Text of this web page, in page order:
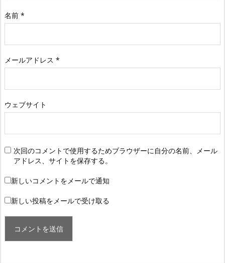
名前 *
メールアドレス *
ウェブサイト
次回のコメントで使用するためブラウザーに自分の名前、メール
アドレス、サイトを保存する。
新しいコメントをメールで通知
新しい投稿をメールで受け取る